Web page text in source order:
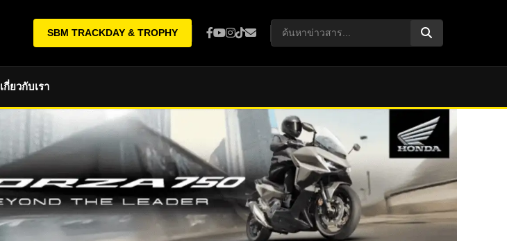
SBM TRACKDAY & TROPHY
เกี่ยวกับเรา